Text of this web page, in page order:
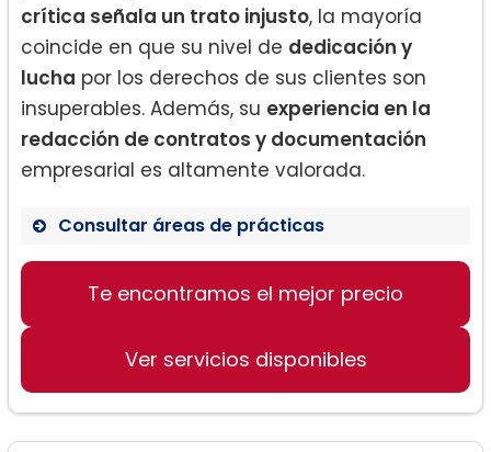
crítica señala un trato injusto, la mayoría
coincide en que su nivel de dedicación y
lucha por los derechos de sus clientes son
insuperables. Además, su experiencia en la
redacción de contratos y documentación
empresarial es altamente valorada.
Consultar áreas de prácticas
Derecho de divorcio
Documentación empresarial
Te encontramos el mejor precio
Ver servicios disponibles